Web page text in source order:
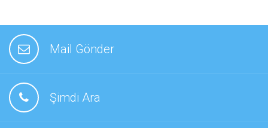
Mail Gönder
Şimdi Ara